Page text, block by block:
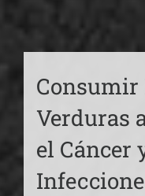
Verduras
el Cáncer